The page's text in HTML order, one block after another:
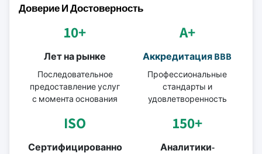
Доверие И Достоверность
10+
Лет на рынке
Последовательное
предоставление услуг
с момента основания
A+
Аккредитация BBB
Профессиональные
стандарты и
удовлетворенность
ISO
Сертифицированно
150+
Аналитики-